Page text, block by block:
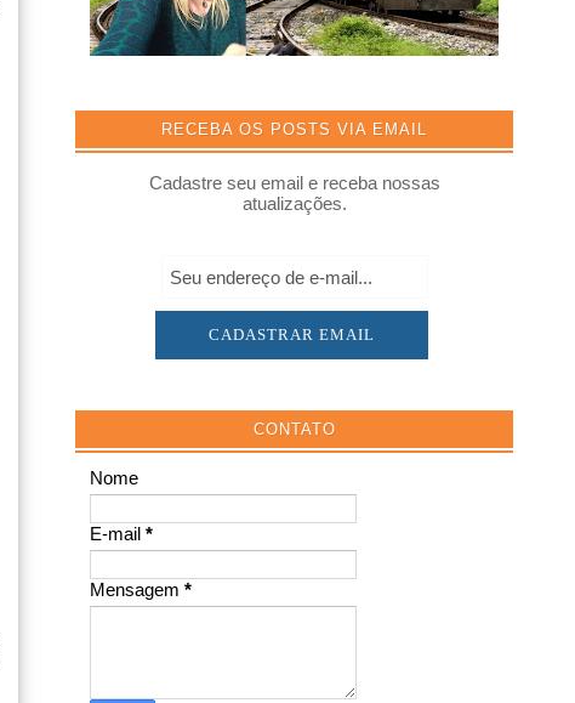
RECEBA OS POSTS VIA EMAIL
Cadastre seu email e receba nossas
atualizações.
CONTATO
Nome
E-mail *
Mensagem *